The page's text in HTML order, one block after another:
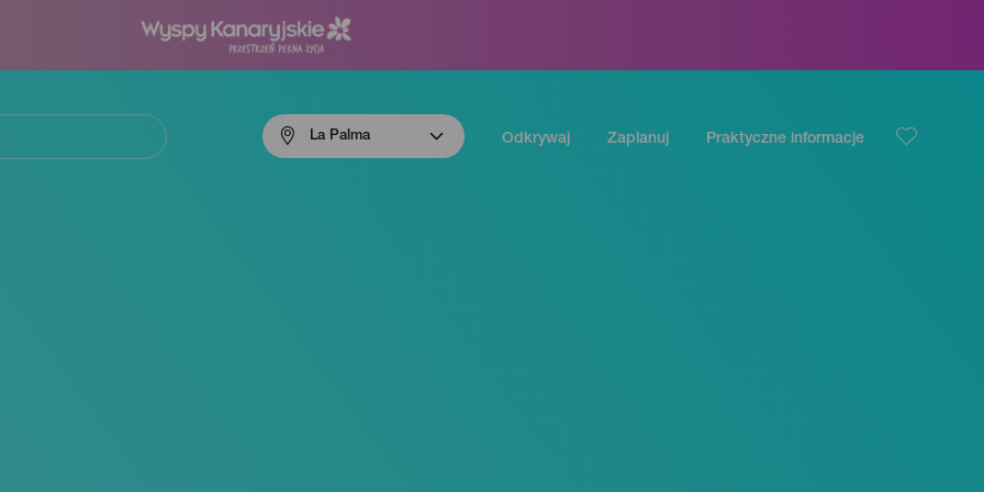
La Palma Odkrywaj Zaplanuj Praktyczne informacje